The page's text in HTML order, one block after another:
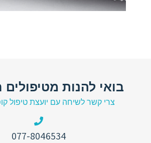
בואי להנות מטיפולים
צרי קשר לשיחה עם יועצת טיפול
077-8046534